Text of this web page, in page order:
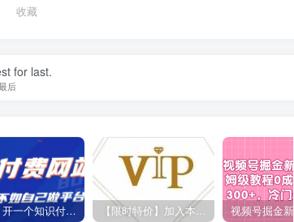
收藏
for last.
后
搭建：开一个知识付费资源网站，24小时全自动赚钱！ 【限时特价】加入本站VIP会员，海量最新各大团队网赚内部教程全免费，每天持续更新！